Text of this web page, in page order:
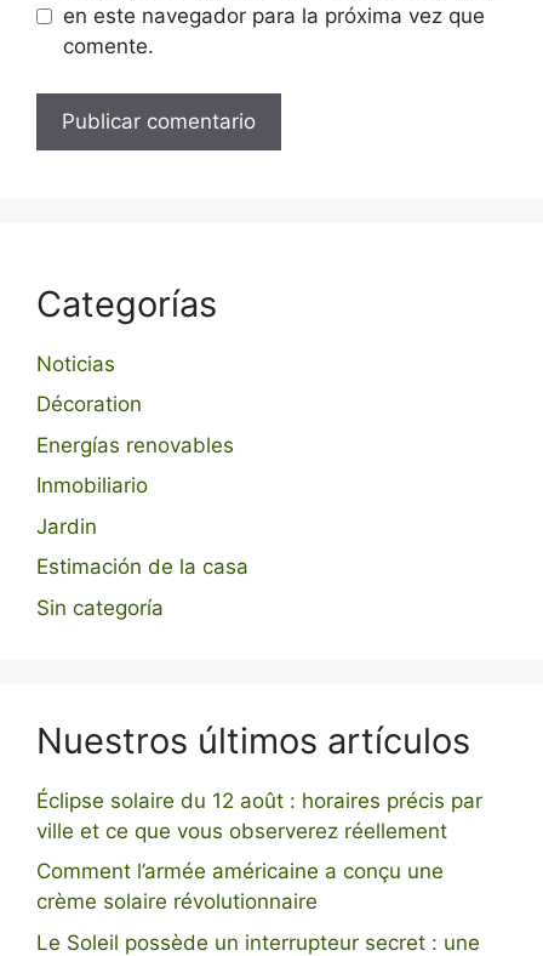
en este navegador para la próxima vez que
comente.
Categorías
Noticias
Décoration
Energías renovables
Inmobiliario
Jardin
Estimación de la casa
Sin categoría
Nuestros últimos artículos
Éclipse solaire du 12 août : horaires précis par
ville et ce que vous observerez réellement
Comment l’armée américaine a conçu une
crème solaire révolutionnaire
Le Soleil possède un interrupteur secret : une